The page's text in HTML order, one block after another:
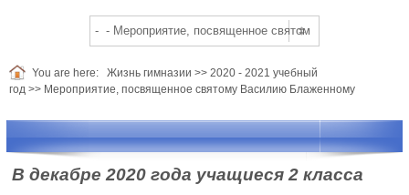
You are here: Жизнь гимназии >> 2020 - 2021 учебный
год >> Мероприятие, посвященное святому Василию Блаженному
В декабре 2020 года учащиеся 2 класса